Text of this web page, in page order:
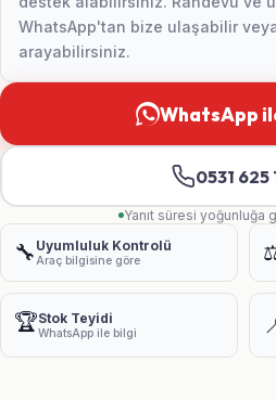
WhatsApp'tan bize ulaşabilir
arayabilirsiniz.
WhatsApp
0531 625
Yanıt süresi yoğunluğa
🔧 Uyumluluk Kontrolü
Araç bilgisine göre
🏆Stok Teyidi
WhatsApp ile bilgi